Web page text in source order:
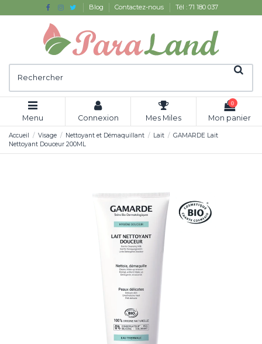
Blog Contactez-nous Tél : 71 180 037
Menu Connexion Mes Miles
0
Mon panier
Accueil Visage Nettoyant et Démaquillant Lait
GAMARDE Lait
Nettoyant Douceur 200ML